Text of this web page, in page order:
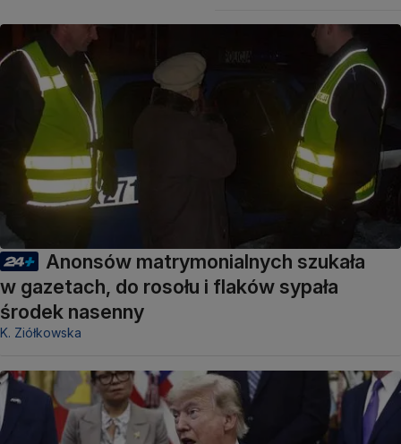
Anonsów matrymonialnych szukała
w gazetach, do rosołu i flaków sypała
środek nasenny
K. Ziółkowska